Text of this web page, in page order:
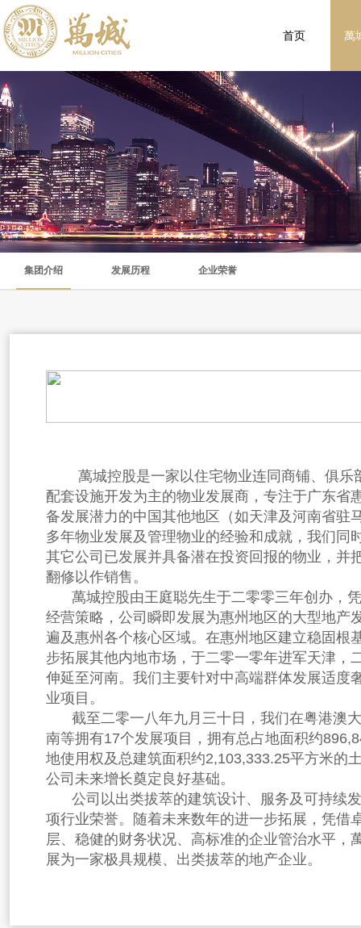
首页 萬
集团介绍 发展历程 企业荣誉
萬城控股是一家以住宅物业连同商铺、俱乐
配套设施开发为主的物业发展商，专注于广东省
备发展潜力的中国其他地区（如天津及河南省驻
多年物业发展及管理物业的经验和成就，我们同
其它公司已发展并具备潜在投资回报的物业，并
翻修以作销售。
萬城控股由王庭聪先生于二零零三年创办，
经营策略，公司瞬即发展为惠州地区的大型地产
遍及惠州各个核心区域。在惠州地区建立稳固根
步拓展其他内地市场，于二零一零年进军天津，
伸延至河南。我们主要针对中高端群体发展适度
业项目。
截至二零一八年九月三十日，我们在粤港澳
南等拥有17个发展项目，拥有总占地面积约
地使用权及总建筑面积约2,103,333.25平方米的
公司未来增长奠定良好基础。
公司以出类拔萃的建筑设计、服务及可持续
项行业荣誉。随着未来数年的进一步拓展，凭借
层、稳健的财务状况、高标准的企业管治水平，
展为一家极具规模、出类拔萃的地产企业。